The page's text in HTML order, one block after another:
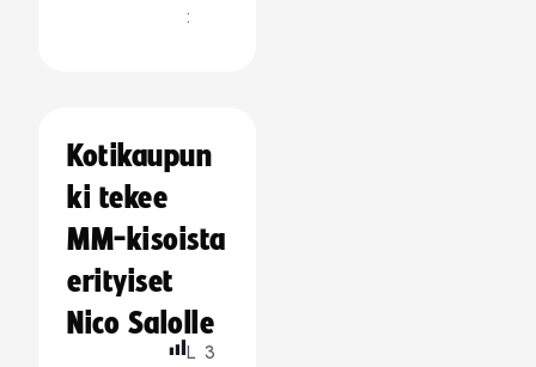
:
Kotikaupun
ki tekee
MM-kisoista
erityiset
Nico Salolle
L 3